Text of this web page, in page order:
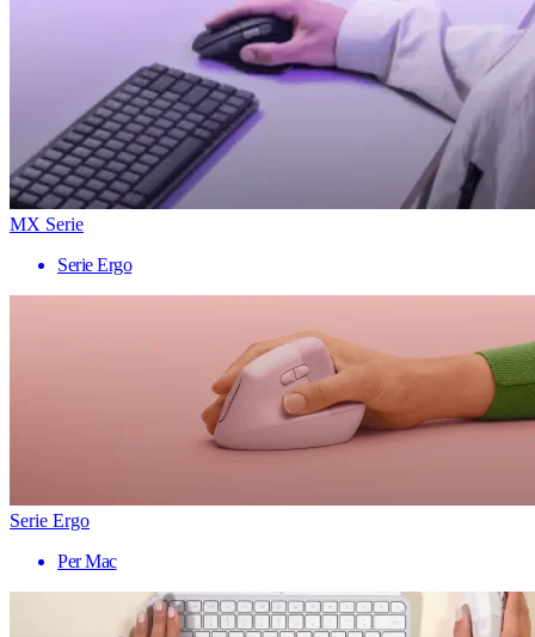
MX Serie
Serie Ergo
Serie Ergo
Per Mac